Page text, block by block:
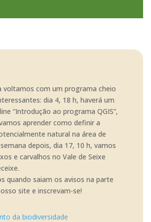
voltamos com um programa cheio
dia 4, 18 h, haverá um
“Introdução ao programa QGIS”,
aprender como definir a
natural na área de
depois, dia 17, 10 h, vamos
e carvalhos no Vale de Seixe
quando saiam os avisos na parte
site e inscrevam-se!
da biodiversidade